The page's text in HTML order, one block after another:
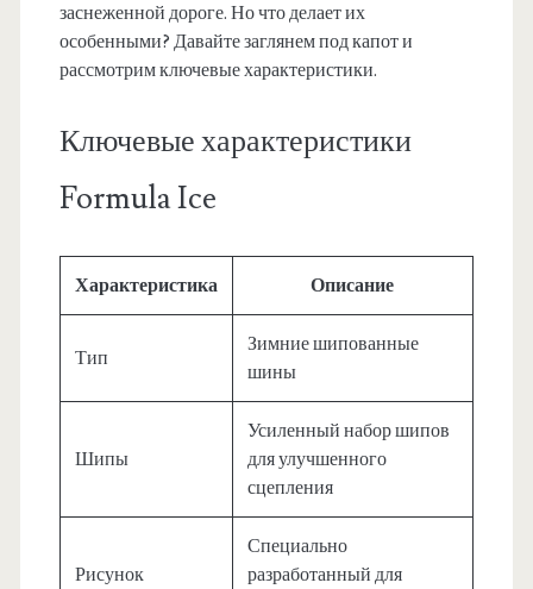
заснеженной дороге. Но что делает их
особенными? Давайте заглянем под капот и
рассмотрим ключевые характеристики.
Ключевые характеристики
Formula Ice
Характеристика Описание
Тип
Зимние шипованные
шины
Шипы
Усиленный набор шипов
для улучшенного
сцепления
Рисунок
Специально
разработанный для